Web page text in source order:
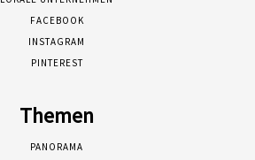
FACEBOOK
INSTAGRAM
PINTEREST
Themen
PANORAMA